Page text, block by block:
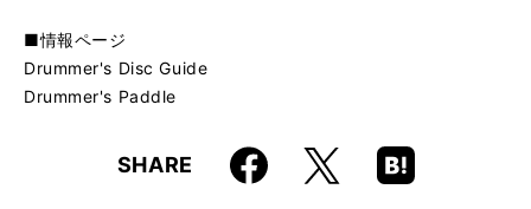
■情報ページ
Drummer's Disc Guide
Drummer's Paddle
SHARE Faceboo
k
X
Hatena
Boo